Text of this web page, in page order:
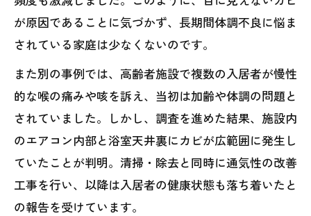
が原因であることに気づかず、長期間体調不良に悩ま
されている家庭は少なくないのです。
また別の事例では、高齢者施設で複数の入居者が慢性
的な喉の痛みや咳を訴え、当初は加齢や体調の問題と
されていました。しかし、調査を進めた結果、施設内
のエアコン内部と浴室天井裏にカビが広範囲に発生し
ていたことが判明。清掃・除去と同時に通気性の改善
工事を行い、以降は入居者の健康状態も落ち着いたと
の報告を受けています。